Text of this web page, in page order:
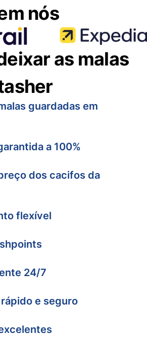
nós
as malas
guardadas em
a 100%
dos cacifos da
flexível
24/7
e seguro